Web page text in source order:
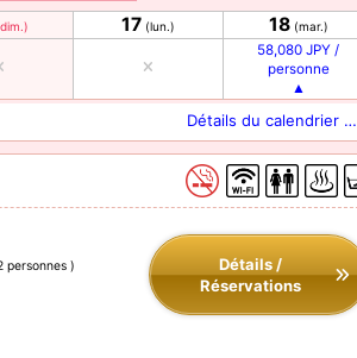
17 (lun.) 18 (mar.)
58,080 JPY /
personne
Détails du calendrier …
personnes )
Détails /
Réservations